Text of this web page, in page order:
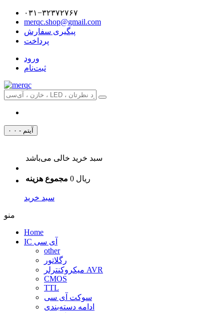
۰۳۱−۳۲۳۷۲۷۶۷
merqc.shop@gmail.com
پیگیری سفارش
پرداخت
ورود
ثبت‌نام
۰ آیتم - ۰
سبد خرید خالی می‌باشد
مجموع هزینه 0 ریال
سبد خرید
منو
Home
IC آی سی
other
رگلاتور
میکروکنترلر AVR
CMOS
TTL
سوکت آی سی
ادامه دسته‌بندی